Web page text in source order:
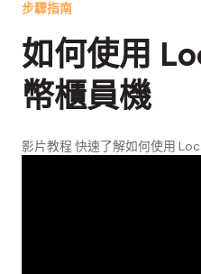
步驟指南
如何使用
幣櫃員機
影片教程 快速了解如何使用